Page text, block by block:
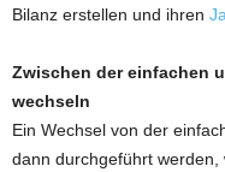
Bilanz erstellen und ihren
Zwischen der einfachen
wechseln
Ein Wechsel von der
dann durchgeführt